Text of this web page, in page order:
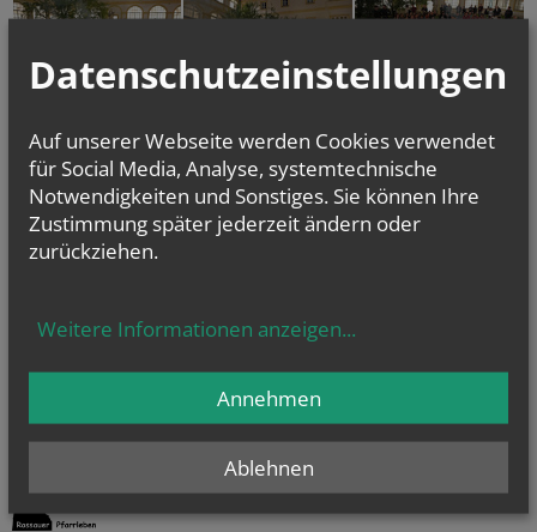
Rossauer Pfarrleben Juli/August (PDF)
Datenschutzeinstellungen
Auf unserer Webseite werden Cookies verwendet
für Social Media, Analyse, systemtechnische
Notwendigkeiten und Sonstiges. Sie können Ihre
Zustimmung später jederzeit ändern oder
zurückziehen.
Weitere Informationen anzeigen...
Ablehnen
Annehmen